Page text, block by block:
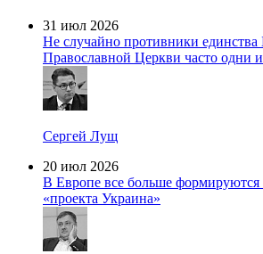
31 июл 2026
Не случайно противники единства
Православной Церкви часто одни
Сергей Лущ
20 июл 2026
В Европе все больше
«проекта Украина»